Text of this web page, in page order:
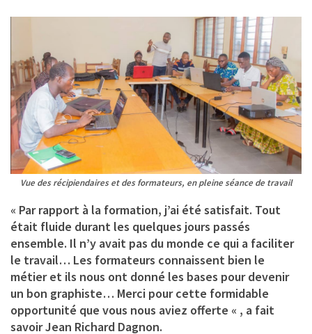
Vue des récipiendaires et des formateurs, en pleine séance de travail
« Par rapport à la formation, j’ai été satisfait. Tout
était fluide durant les quelques jours passés
ensemble. Il n’y avait pas du monde ce qui a faciliter
le travail… Les formateurs connaissent bien le
métier et ils nous ont donné les bases pour devenir
un bon graphiste… Merci pour cette formidable
opportunité que vous nous aviez offerte « , a fait
savoir Jean Richard Dagnon.